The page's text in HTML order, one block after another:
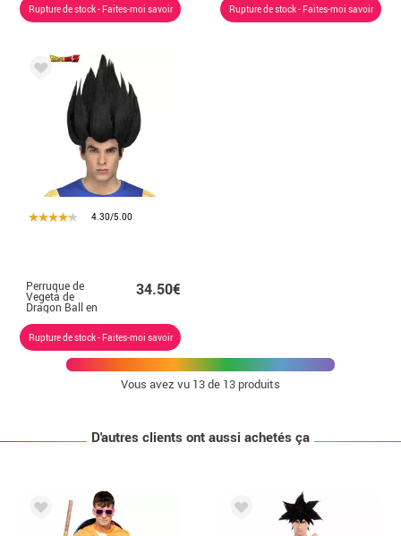
Rupture de stock - Faites-moi savoir Rupture de stock - Faites-moi savoir
4.30/5.00
Perruque de
Vegeta de
Dragon Ball en
boîte pour
homme
34.50€
Rupture de stock - Faites-moi savoir
Vous avez vu 13de 13 produits
D'autres clients ont aussi achetés ça